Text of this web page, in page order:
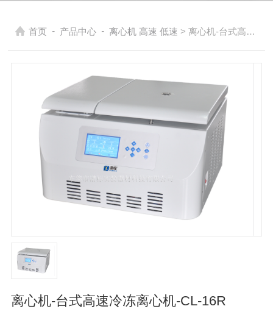
首页 - 产品中心 - 离心机 高速 低速 > 离心机-台式高速冷冻离心机-CL-16R
离心机-台式高速冷冻离心机-CL-16R